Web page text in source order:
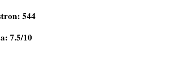
544
7.5/10